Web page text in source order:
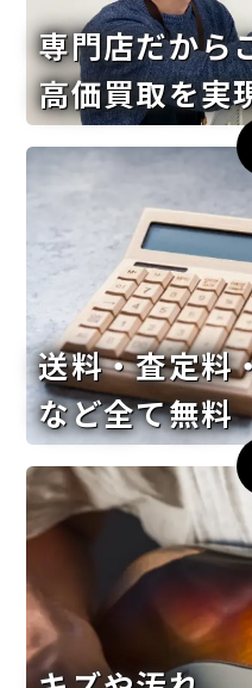
専門店だから
高価買取を実
送料・査定料
など全て無料